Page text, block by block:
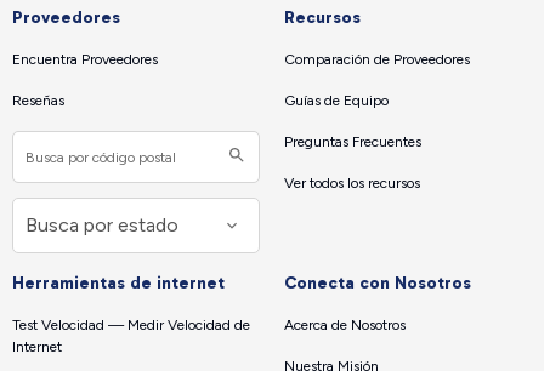
Proveedores
Encuentra Proveedores
Reseñas
Recursos
Comparación de Proveedores
Guías de Equipo
Preguntas Frecuentes
Ver todos los recursos
Herramientas de internet
Test Velocidad — Medir Velocidad de
Internet
Conecta con Nosotros
Acerca de Nosotros
Nuestra Misión